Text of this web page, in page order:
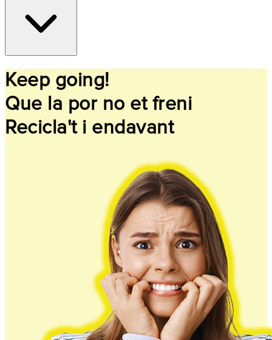
Keep going!
Que la por no et freni
Recicla't i endavant